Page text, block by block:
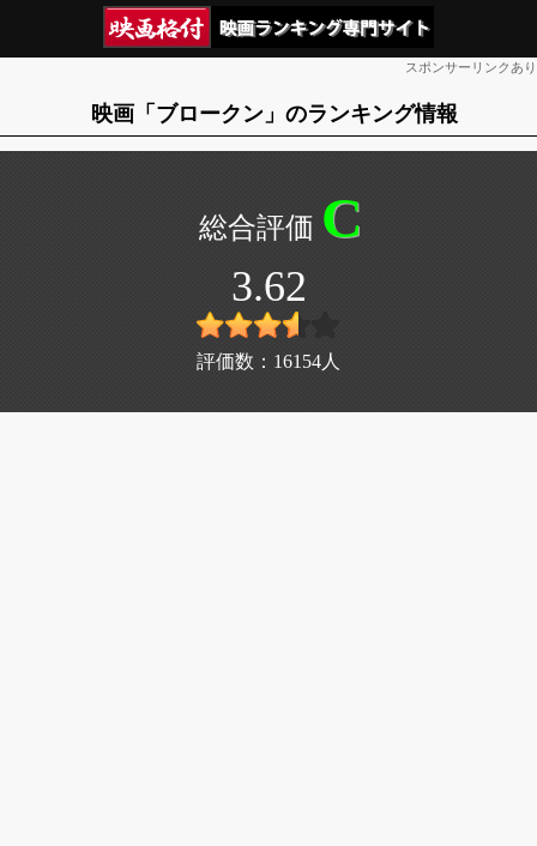
スポンサーリンクあり
映画「ブロークン」のランキング情報
C
3.62
評価数： 16154 人